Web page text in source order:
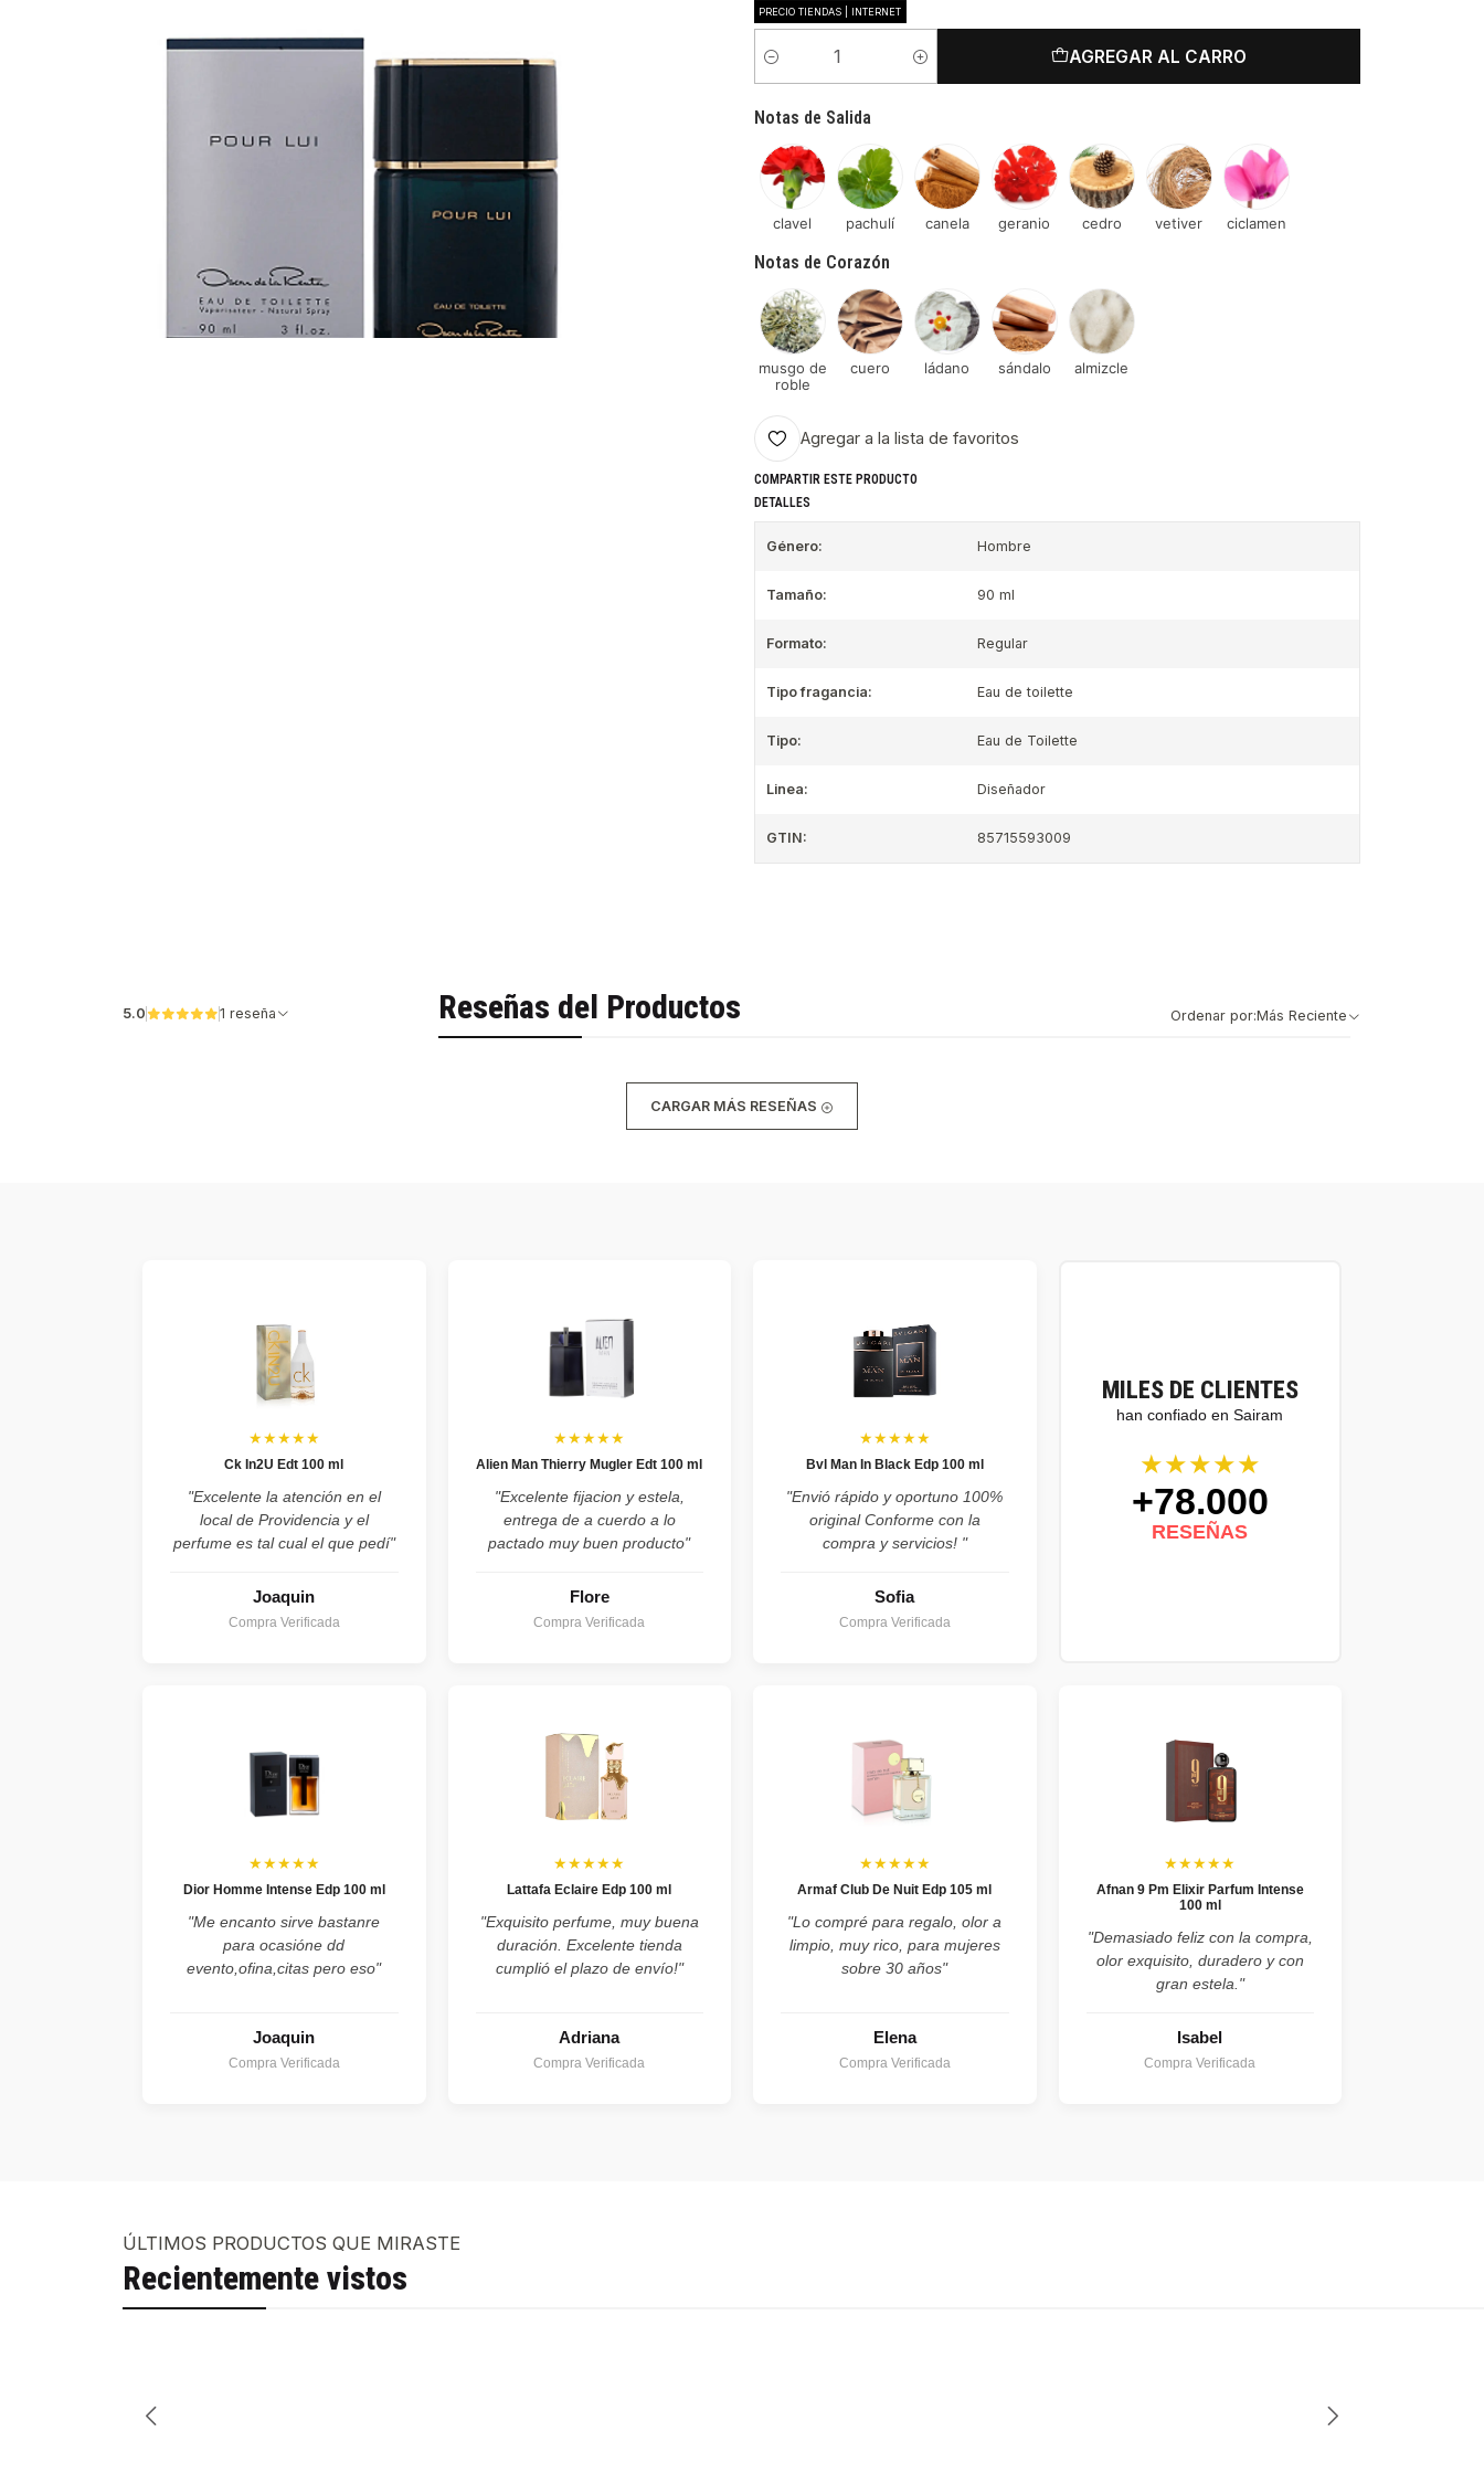
PRECIO TIENDAS | INTERNET
Cantidad
AGREGAR AL CARRO
Notas de Salida
clavel pachulí canela geranio cedro vetiver ciclamen
Notas de Corazón
musgo de
roble
cuero ládano sándalo almizcle
Agregar a la lista de favoritos
COMPARTIR ESTE PRODUCTO
DETALLES
Género: Hombre
Tamaño: 90 ml
Formato: Regular
Tipo fragancia: Eau de toilette
Tipo: Eau de Toilette
Linea: Diseñador
GTIN: 85715593009
Reseñas del Productos
5.0 1 reseña Ordenar por:Más Reciente
CARGAR MÁS RESEÑAS
MILES DE CLIENTES
han confiado en Sairam
★★★★★
+78.000
RESEÑAS
★★★★★
Ck In2U Edt 100 ml
"Excelente la atención en el
local de Providencia y el
perfume es tal cual el que pedí"
Joaquin
Compra Verificada
★★★★★
Alien Man Thierry Mugler Edt 100 ml
"Excelente fijacion y estela,
entrega de a cuerdo a lo
pactado muy buen producto"
Flore
Compra Verificada
★★★★★
Bvl Man In Black Edp 100 ml
"Envió rápido y oportuno 100%
original Conforme con la
compra y servicios! "
Sofia
Compra Verificada
★★★★★
Dior Homme Intense Edp 100 ml
"Me encanto sirve bastanre
para ocasióne dd
evento,ofina,citas pero eso"
Joaquin
Compra Verificada
★★★★★
Lattafa Eclaire Edp 100 ml
"Exquisito perfume, muy buena
duración. Excelente tienda
cumplió el plazo de envío!"
Adriana
Compra Verificada
★★★★★
Armaf Club De Nuit Edp 105 ml
"Lo compré para regalo, olor a
limpio, muy rico, para mujeres
sobre 30 años"
Elena
Compra Verificada
★★★★★
Afnan 9 Pm Elixir Parfum Intense
100 ml
"Demasiado feliz con la compra,
olor exquisito, duradero y con
gran estela."
Isabel
Compra Verificada
ÚLTIMOS PRODUCTOS QUE MIRASTE
Recientemente vistos